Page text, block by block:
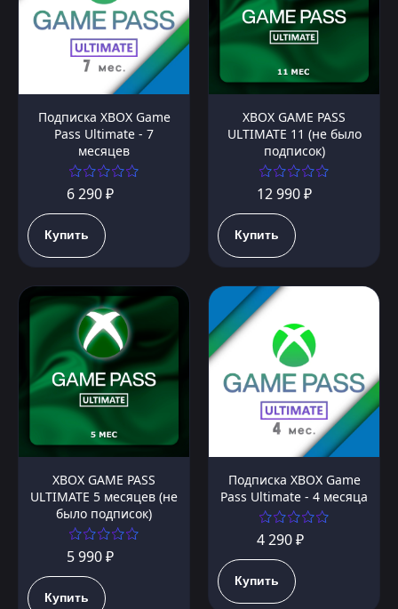
Подписка XBOX Game
Pass Ultimate - 7
месяцев
6 290 ₽
Купить
XBOX GAME PASS
ULTIMATE 11 (не было
подписок)
12 990 ₽
Купить
XBOX GAME PASS
ULTIMATE 5 месяцев (не
было подписок)
5 990 ₽
Купить
Подписка XBOX Game
Pass Ultimate - 4 месяца
4 290 ₽
Купить